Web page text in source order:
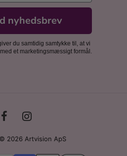
nyhedsbrev
du samtidig samtykke til, at vi
et marketingsmæssigt formål.
2026 Artvision ApS